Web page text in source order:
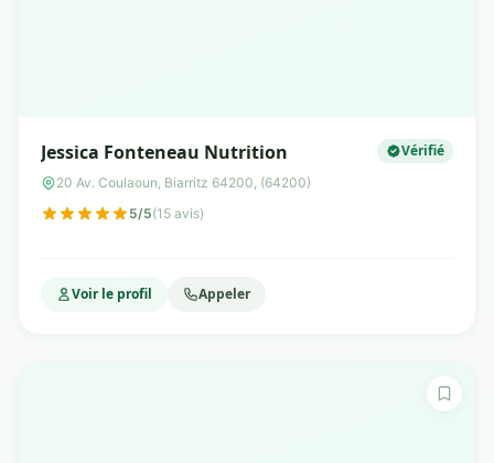
Jessica Fonteneau Nutrition Vérifié
20 Av. Coulaoun, Biarritz 64200, (64200)
5/5(15 avis)
Voir le profil Appeler